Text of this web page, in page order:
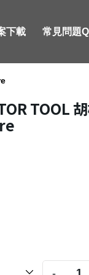
下載 常見問題
TOOL